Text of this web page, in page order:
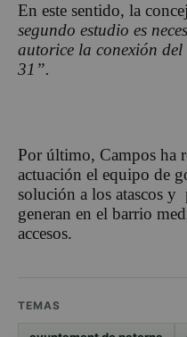
En este sentido, la
segundo estudio es
autorice la conexión
31”.
Por último, Campos ha
actuación el equipo de
solución a los atascos y
generan en el barrio
accesos.
TEMAS